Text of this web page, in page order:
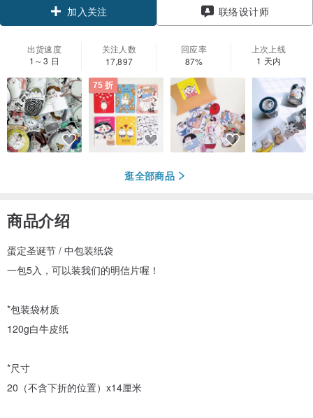
联络设计师
出货速度
1～3 日
关注人数
17,897
回应率
87%
上次上线
1 天内
75 折
逛全部商品
商品介绍
蛋定圣诞节 / 中包装纸袋
一包5入，可以装我们的明信片喔！
*包装袋材质
120g白牛皮纸
*尺寸
20（不含下折的位置）x14厘米